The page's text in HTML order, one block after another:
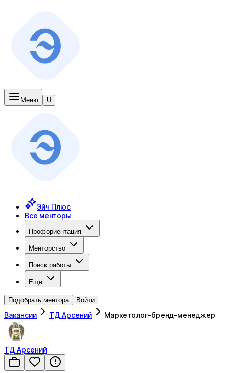
Меню U
Эйч Плюс
Все менторы
Профориентация
Менторство
Поиск работы
Ещё
Подобрать ментора Войти
Вакансии ТД Арсений Маркетолог-бренд-менеджер
ТД Арсений